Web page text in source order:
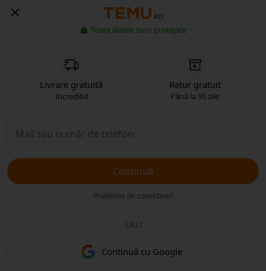
RO
Toate datele sunt protejate
Livrare gratuită
Incredibil
Retur gratuit
Până la 90 zile
Continuă
Probleme de conectare?
SAU
Continuă cu Google